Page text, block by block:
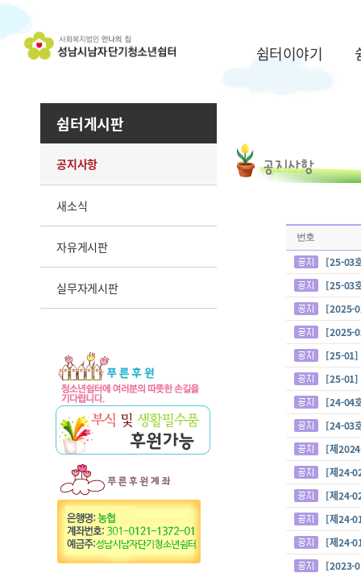
쉼터이야기
쉼터게시판
공지사항
새소식
자유게시판
실무자게시판
번호
[25-03
[25-03
[2025-
[2025-
[25-01]
[25-01]
[24-04
[24-03
[제
[제24-
[제24-
[제24-
[제24-
[2023-